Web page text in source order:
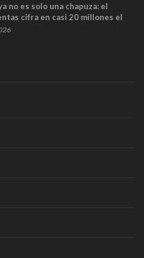
ya no es solo una chapuza: el
cifra en casi 20 millones el
trenes que no cabían por los